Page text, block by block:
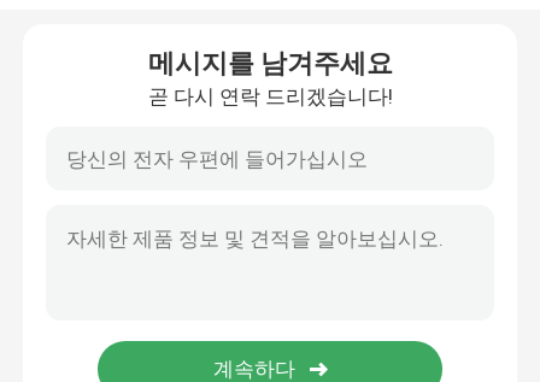
Highmast와 monopole 솔기 용접 기계
길이 기계를 잘라
테이퍼 절단기
메시지를 남겨주세요
곧 다시 연락 드리겠습니다!